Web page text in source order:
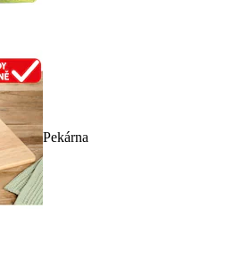
Pekárna